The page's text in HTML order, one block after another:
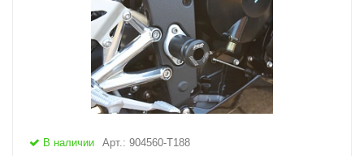
В наличии Арт.: 904560-T188